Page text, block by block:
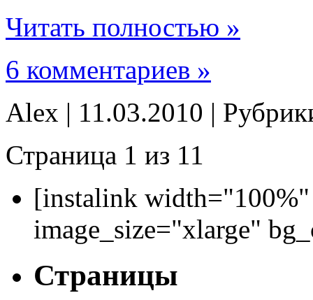
Читать полностью »
6 комментариев »
Alex | 11.03.2010 |
Страница 1 из 1 1
[instalink
image_size="xlarge"
Страницы